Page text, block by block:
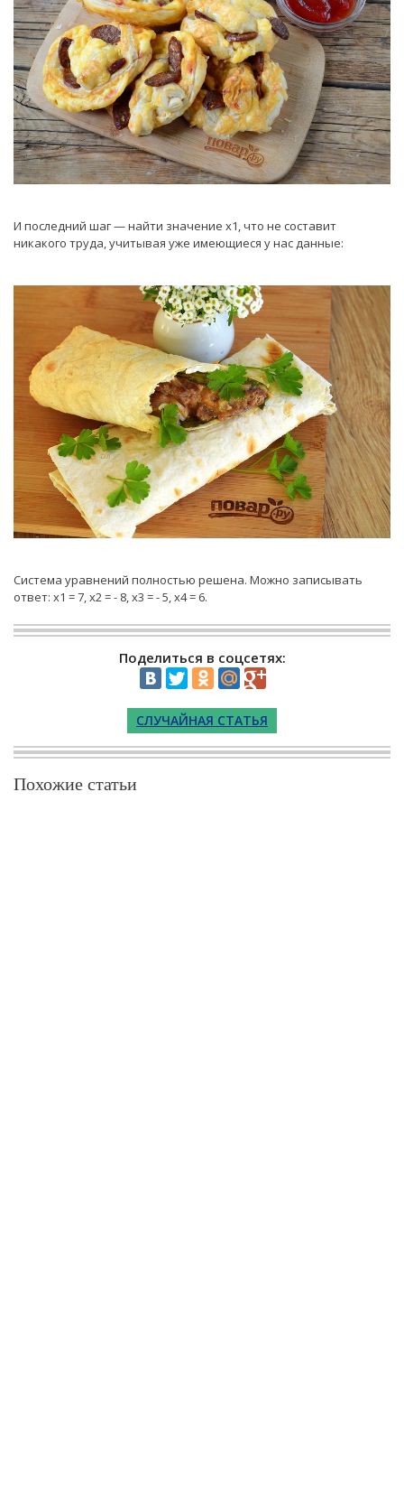
И последний шаг — найти значение х1, что не составит
никакого труда, учитывая уже имеющиеся у нас данные:
Система уравнений полностью решена. Можно записывать
ответ: х1 = 7, х2 = - 8, х3 = - 5, х4 = 6.
Поделиться в соцсетях:
СЛУЧАЙНАЯ СТАТЬЯ
Похожие статьи